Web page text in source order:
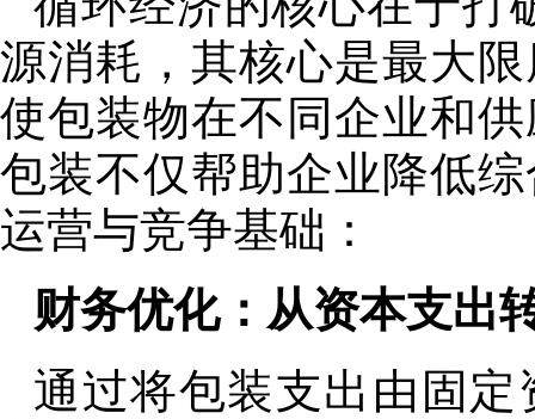
源消耗，其核心是最大
使包装物在不同企业和
包装不仅帮助企业降低
运营与竞争基础：
财务优化：从资本支出
通过将包装支出由固